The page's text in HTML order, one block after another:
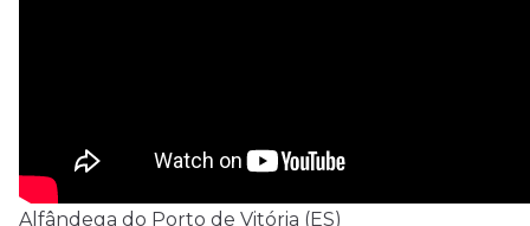
Alfândega do Porto de Vitória (ES)